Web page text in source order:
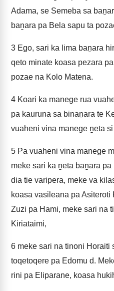
Adama, se Semeba sa
baṉara pa Bela sapu ta
3 Ego, sari ka lima baṉara
qeto minate koasa pezara
pozae na Kolo Matena.
4 Koari ka manege rua
pa kauruna sa binaṉara te
vuaheni vina manege ṉeta
5 Pa vuaheni vina manege
meke sari ka ṉeta baṉara
dia tie varipera, meke va
koasa vasileana pa
Zuzi pa Hami, meke sari na
Kiriataimi,
6 meke sari na tinoni Horaiti
toqetoqere pa Edomu d.
rini pa Eliparane, koasa